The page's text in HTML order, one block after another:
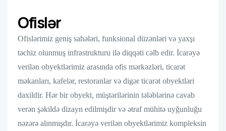
Ofislər
Ofislərimiz geniş sahələri, funksional düzənləri və yaxşı
təchiz olunmuş infrastrukturu ilə diqqəti cəlb edir. İcarəyə
verilən obyektlərimiz arasında ofis mərkəzləri, ticarət
məkanları, kafelər, restoranlar və digər ticarət obyektləri
daxildir. Hər bir obyekt, müştərilərinin tələblərinə cavab
verən şəkildə dizayn edilmişdir və ətraf mühitə uyğunluğu
nəzərə alınmışdır. İcarəyə verilən obyektlərimiz kompleksin